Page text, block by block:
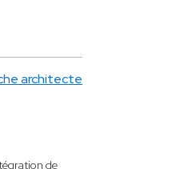
architecte
de